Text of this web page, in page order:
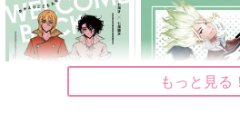
もっと見る！